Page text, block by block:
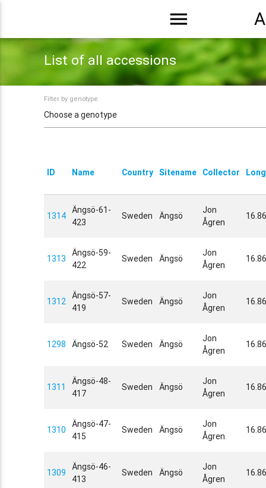
menu
List of all accessions
Filter by genotype
ID Name Country Sitename Collector
1314
Ängsö-61-
423
Sweden Ängsö
Jon
Ågren
1313
Ängsö-59-
422
Sweden Ängsö
Jon
Ågren
1312
Ängsö-57-
419
Sweden Ängsö
Jon
Ågren
1298 Ängsö-52 Sweden Ängsö
Jon
Ågren
1311
Ängsö-48-
417
Sweden Ängsö
Jon
Ågren
1310
Ängsö-47-
415
Sweden Ängsö
Jon
Ågren
1309
Ängsö-46-
413
Sweden Ängsö
Jon
Ågren